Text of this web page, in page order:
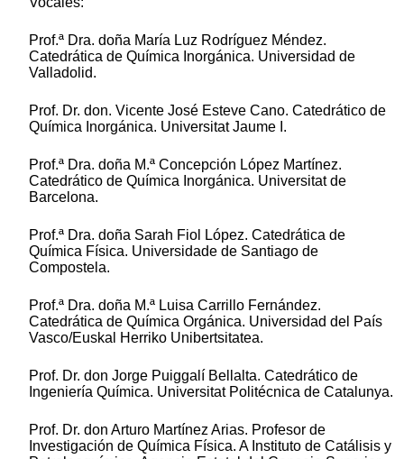
Prof.ª Dra. doña María Luz Rodríguez Méndez.
Catedrática de Química Inorgánica. Universidad de
Valladolid.
Prof. Dr. don. Vicente José Esteve Cano. Catedrático de
Química Inorgánica. Universitat Jaume I.
Prof.ª Dra. doña M.ª Concepción López Martínez.
Catedrático de Química Inorgánica. Universitat de
Barcelona.
Prof.ª Dra. doña Sarah Fiol López. Catedrática de
Química Física. Universidade de Santiago de
Compostela.
Prof.ª Dra. doña M.ª Luisa Carrillo Fernández.
Catedrática de Química Orgánica. Universidad del País
Vasco/Euskal Herriko Unibertsitatea.
Prof. Dr. don Jorge Puiggalí Bellalta. Catedrático de
Ingeniería Química. Universitat Politécnica de Catalunya.
Prof. Dr. don Arturo Martínez Arias. Profesor de
Investigación de Química Física. A Instituto de Catálisis y